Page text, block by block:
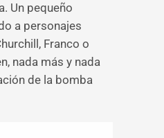
Un pequeño
a personajes
Franco o
nada más y nada
de la bomba